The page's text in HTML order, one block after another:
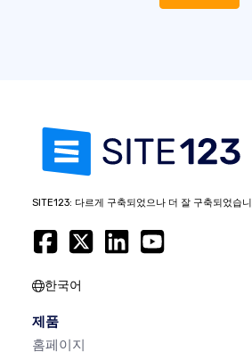
SITE123: 다르게 구축되었으나 더 잘 구축되었습
한국어
제품
홈페이지